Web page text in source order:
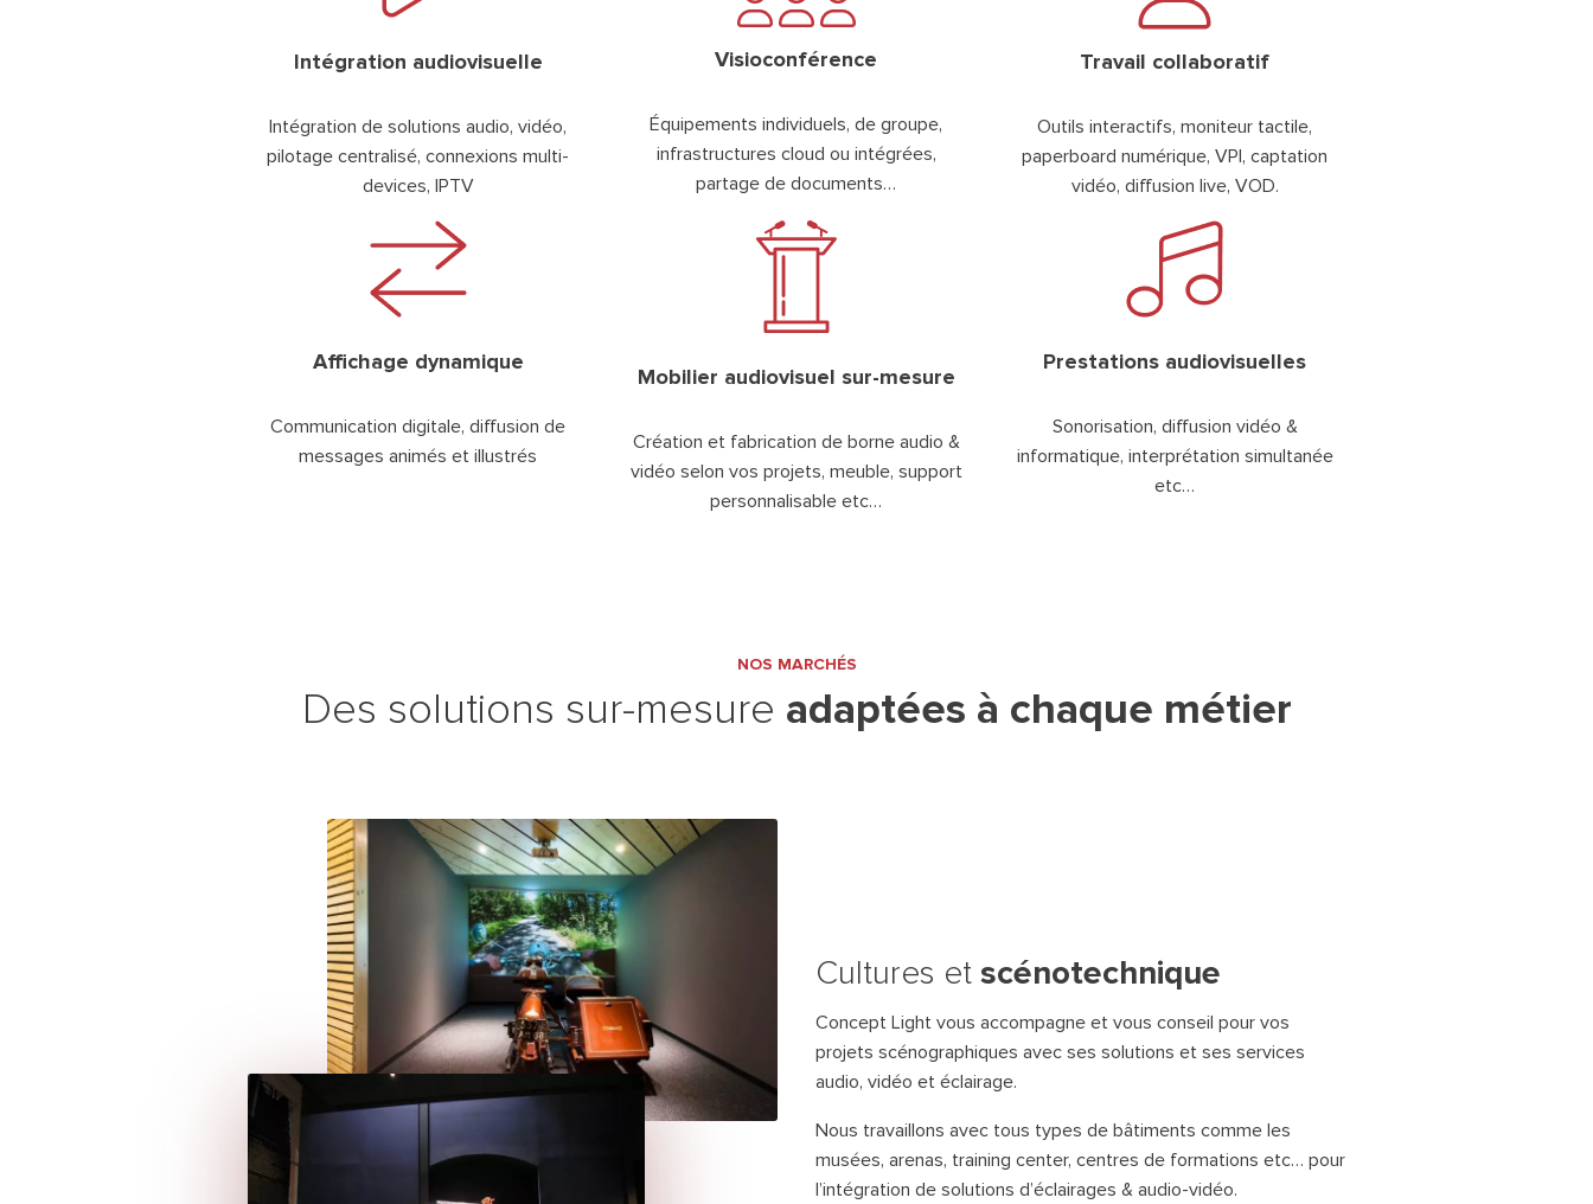
Intégration audiovisuelle
Intégration de solutions audio, vidéo,
pilotage centralisé, connexions multi-
devices, IPTV
Visioconférence
Équipements individuels, de groupe,
infrastructures cloud ou intégrées,
partage de documents…
Travail collaboratif
Outils interactifs, moniteur tactile,
paperboard numérique, VPI, captation
vidéo, diffusion live, VOD.
Affichage dynamique
Communication digitale, diffusion de
messages animés et illustrés
Mobilier audiovisuel sur-mesure
Création et fabrication de borne audio &
vidéo selon vos projets, meuble, support
personnalisable etc…
Prestations audiovisuelles
Sonorisation, diffusion vidéo &
informatique, interprétation simultanée
etc…
NOS MARCHÉS
Des solutions sur-mesure adaptées à chaque métier
Cultures et scénotechnique
Concept Light vous accompagne et vous conseil pour vos
projets scénographiques avec ses solutions et ses services
audio, vidéo et éclairage.
Nous travaillons avec tous types de bâtiments comme les
musées, arenas, training center, centres de formations etc… pour
l’intégration de solutions d’éclairages & audio-vidéo.